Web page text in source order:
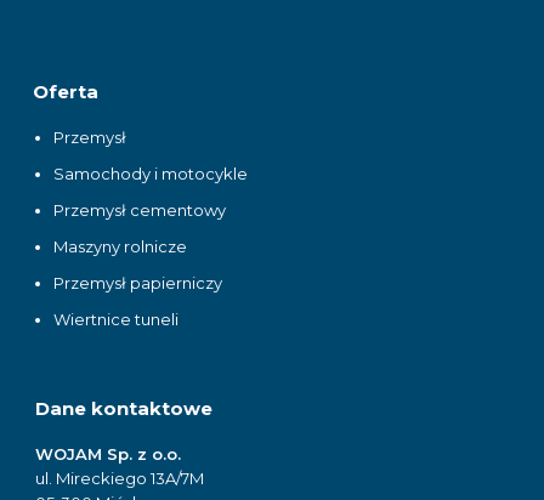
Oferta
Przemysł
Samochody i motocykle
Przemysł cementowy
Maszyny rolnicze
Przemysł papierniczy
Wiertnice tuneli
Dane kontaktowe
WOJAM Sp. z o.o.
ul. Mireckiego 13A/7M